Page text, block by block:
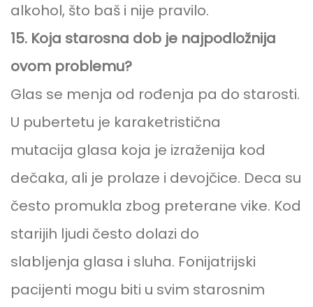
alkohol, što baš i nije pravilo.
15. Koja starosna dob je najpodložnija
ovom problemu?
Glas se menja od rođenja pa do starosti.
U pubertetu je karaketristična
mutacija glasa koja je izraženija kod
dečaka, ali je prolaze i devojčice. Deca su
često promukla zbog preterane vike. Kod
starijih ljudi često dolazi do
slabljenja glasa i sluha. Fonijatrijski
pacijenti mogu biti u svim starosnim